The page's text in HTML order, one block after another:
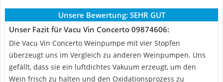
Unsere Bewertung: SEHR GUT
Unser Fazit für Vacu Vin Concerto 09874606:
Die Vacu Vin Concerto Weinpumpe mit vier Stopfen
überzeugt uns im Vergleich zu anderen Weinpumpen. Uns
gefällt, dass sie ein luftdichtes Vakuum erzeugt, um den
Wein frisch zu halten und den Oxidationsprozess zu